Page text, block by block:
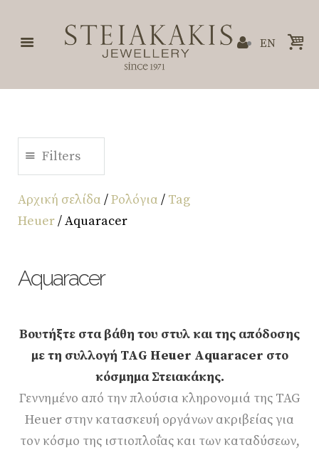
EN
Filters
Αρχική σελίδα /Ρολόγια / Tag
Heuer/ Aquaracer
Aquaracer
Βουτήξτε στα βάθη του στυλ και της απόδοσης
με τη συλλογή TAG Heuer Aquaracer στο
κόσμημα Στειακάκης.
Γεννημένο από την πλούσια κληρονομιά της TAG
Heuer στην κατασκευή οργάνων ακριβείας για
τον κόσμο της ιστιοπλοΐας και των καταδύσεων,